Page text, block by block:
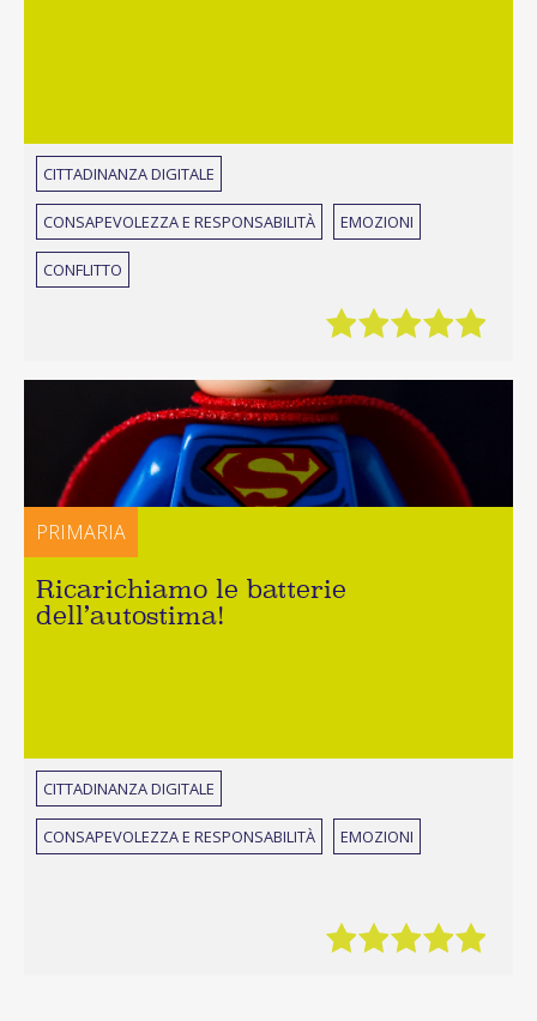
CITTADINANZA DIGITALE
CONSAPEVOLEZZA E RESPONSABILITÀ EMOZIONI
CONFLITTO
PRIMARIA
Ricarichiamo le batterie
dell’autostima!
CITTADINANZA DIGITALE
CONSAPEVOLEZZA E RESPONSABILITÀ EMOZIONI